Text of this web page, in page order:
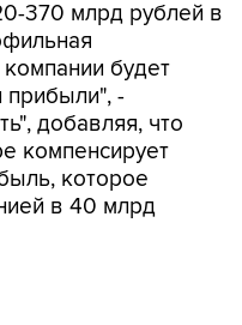
370 млрд рублей в
будет
прибыли", -
добавляя, что
компенсирует
которое
в 40 млрд